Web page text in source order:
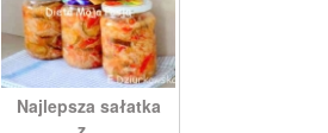
Najlepsza sałatka